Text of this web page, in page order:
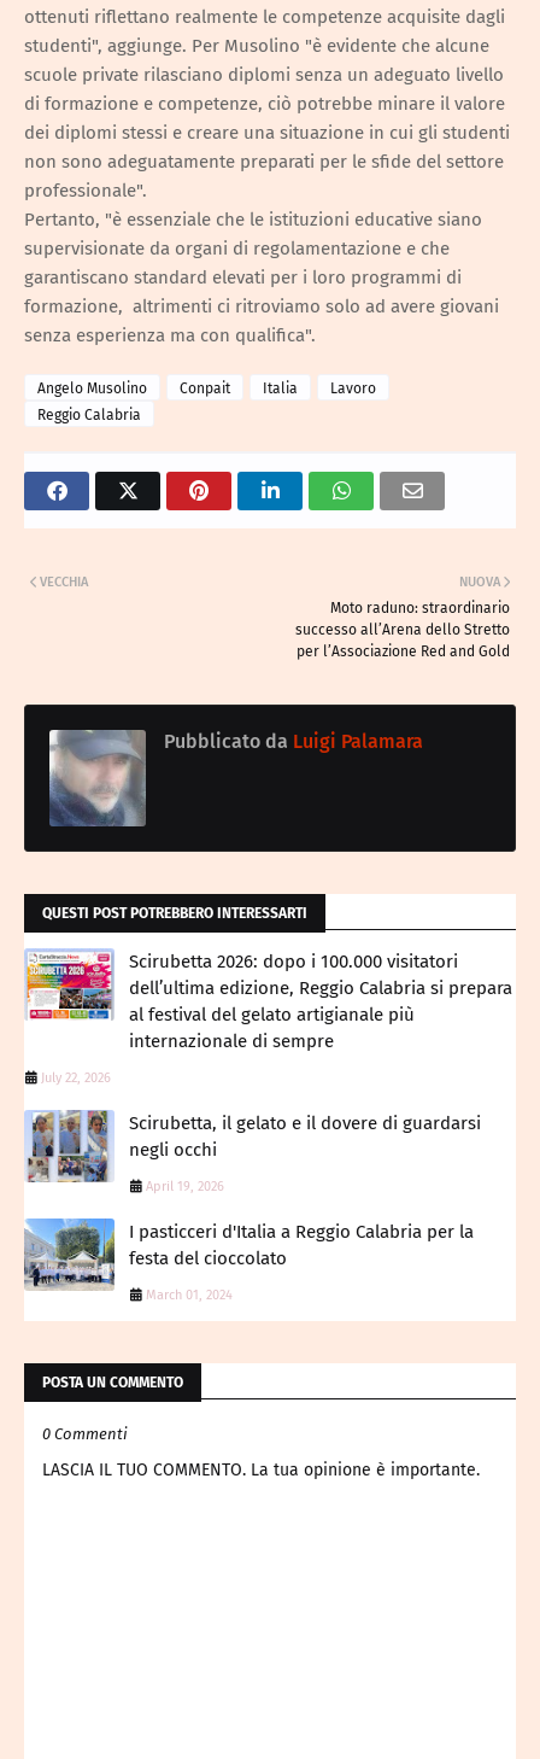
ottenuti riflettano realmente le competenze acquisite dagli
studenti", aggiunge. Per Musolino "è evidente che alcune
scuole private rilasciano diplomi senza un adeguato livello
di formazione e competenze, ciò potrebbe minare il valore
dei diplomi stessi e creare una situazione in cui gli studenti
non sono adeguatamente preparati per le sfide del settore
professionale".
Pertanto, "è essenziale che le istituzioni educative siano
supervisionate da organi di regolamentazione e che
garantiscano standard elevati per i loro programmi di
formazione, altrimenti ci ritroviamo solo ad avere giovani
senza esperienza ma con qualifica".
Angelo Musolino Conpait Italia
Lavoro
Reggio Calabria
NUOVA
Moto raduno: straordinario
successo all’Arena dello Stretto
per l’Associazione Red and Gold
VECCHIA
Pubblicato da Luigi Palamara
QUESTI POST POTREBBERO INTERESSARTI
Scirubetta 2026: dopo i 100.000 visitatori
dell’ultima edizione, Reggio Calabria si prepara
al festival del gelato artigianale più
internazionale di sempre
July 22, 2026
Scirubetta, il gelato e il dovere di guardarsi
negli occhi
April 19, 2026
I pasticceri d'Italia a Reggio Calabria per la
festa del cioccolato
March 01, 2024
POSTA UN COMMENTO
0 Commenti
LASCIA IL TUO COMMENTO. La tua opinione è importante.